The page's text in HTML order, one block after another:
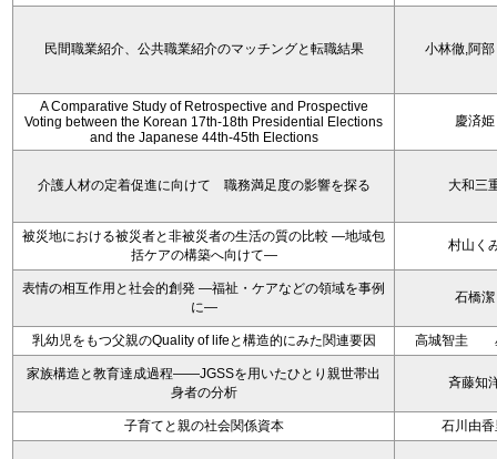
民間職業紹介、公共職業紹介のマッチングと転職結果 小林徹,阿部
A Comparative Study of Retrospective and Prospective
Voting between the Korean 17th-18th Presidential Elections
and the Japanese 44th-45th Elections
慶済姫
介護人材の定着促進に向けて 職務満足度の影響を探る 大和三
被災地における被災者と非被災者の生活の質の比較 ―地域包
括ケアの構築へ向けて―
村山く
表情の相互作用と社会的創発 ―福祉・ケアなどの領域を事例
に―
石橋潔
乳幼児をもつ父親のQuality of lifeと構造的にみた関連要因 高城智圭
家族構造と教育達成過程――JGSSを用いたひとり親世帯出
身者の分析
斉藤知
子育てと親の社会関係資本 石川由香